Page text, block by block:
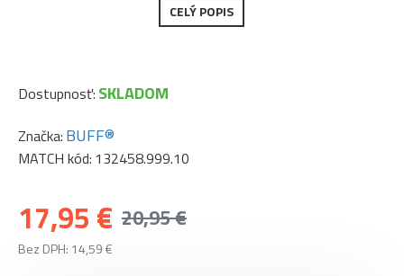
CELÝ POPIS
17,95 € 20,95 €
Bez DPH: 14,59 €
Dostupnosť: SKLADOM
Značka: BUFF®
MATCH kód: 132458.999.10